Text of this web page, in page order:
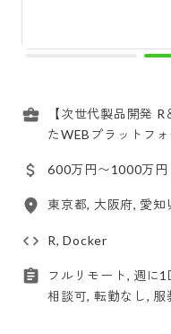
【次世代製品開発
たWEBプラットフ
600万円〜1000万円
東京都, 大阪府, 愛知
R, Docker
フルリモート, 週に
相談可, 転勤なし, 服